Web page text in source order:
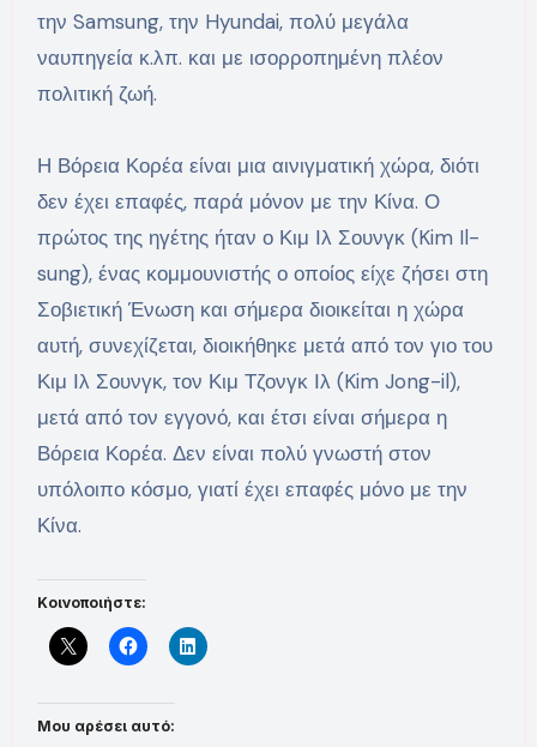
την Samsung, την Hyundai, πολύ μεγάλα
ναυπηγεία κ.λπ. και με ισορροπημένη πλέον
πολιτική ζωή.
Η Βόρεια Κορέα είναι μια αινιγματική χώρα, διότι
δεν έχει επαφές, παρά μόνον με την Κίνα. Ο
πρώτος της ηγέτης ήταν ο Κιμ Ιλ Σουνγκ (Kim Il-
sung), ένας κομμουνιστής ο οποίος είχε ζήσει στη
Σοβιετική Ένωση και σήμερα διοικείται η χώρα
αυτή, συνεχίζεται, διοικήθηκε μετά από τον γιο του
Κιμ Ιλ Σουνγκ, τον Κιμ Τζονγκ Ιλ (Kim Jong-il),
μετά από τον εγγονό, και έτσι είναι σήμερα η
Βόρεια Κορέα. Δεν είναι πολύ γνωστή στον
υπόλοιπο κόσμο, γιατί έχει επαφές μόνο με την
Κίνα.
Κοινοποιήστε:
Μου αρέσει αυτό: